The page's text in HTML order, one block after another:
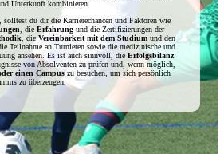
Unterkunft kombinieren.
solltest du dir die Karrierechancen und Faktoren wie
, die Erfahrung und die Zertifizierungen der
, dieVereinbarkeit mit dem Studium und den
Teilnahme an Turnieren sowie die medizinische und
ansehen. Es ist auch sinnvoll, die Erfolgsbilanz
von Absolventen zu prüfen und, wenn möglich,
einen Campuszu besuchen, um sich persönlich
zu überzeugen.